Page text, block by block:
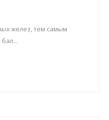
желез, тем самым